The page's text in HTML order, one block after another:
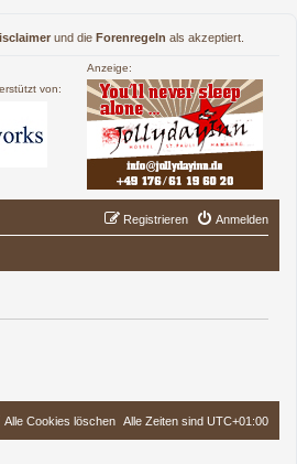
und die Forenregeln als akzeptiert.
von:
Anzeige:
Anmelden
Registrieren
Alle Zeiten sind UTC+01:00
Alle Cookies löschen